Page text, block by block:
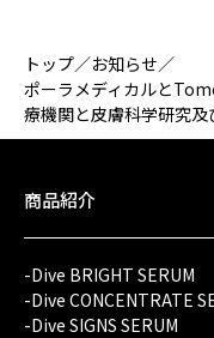
トップ／お知らせ／
ポーラメディカルと
療機関と皮膚科学研究
商品紹介
-Dive BRIGHT SERUM
-Dive CONCENTRATE
-Dive SIGNS SERUM